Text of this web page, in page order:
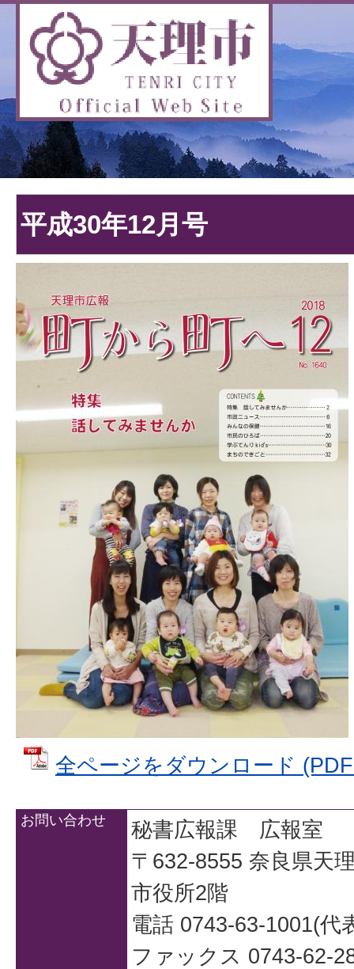
平成30年12月号
全ページをダウンロード
お問い合わせ
秘書広報課 広報室
〒632-8555 奈良県天
市役所2階
電話 0743-63-1001(代
ファックス 0743-62-